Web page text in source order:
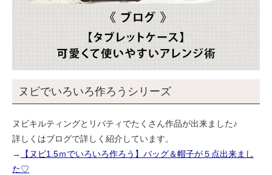
ヌビでいろいろ作ろうシリーズ
ヌビキルティングとリバティでたくさん作品が出来ました♪
詳しくはブログで詳しく紹介しています。
→
【ヌビ1.5ｍでいろいろ作ろう】バッグ＆帽子が５点出来まし
た♡